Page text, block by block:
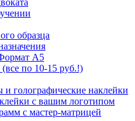
образца
А5
по 10-15 руб.!)
голографические наклейки
с вашим логотипом
с мастер-матрицей